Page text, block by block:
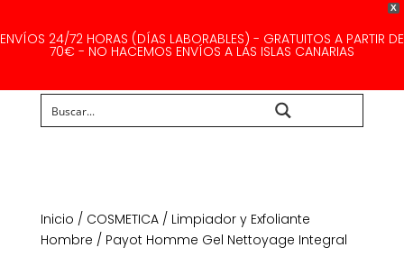
X
ENVÍOS 24/72 HORAS (DÍAS LABORABLES) - GRATUITOS A PARTIR DE
70€ - NO HACEMOS ENVÍOS A LAS ISLAS CANARIAS
Inicio / COSMETICA/ Limpiador y Exfoliante
Hombre / Payot Homme Gel Nettoyage Integral